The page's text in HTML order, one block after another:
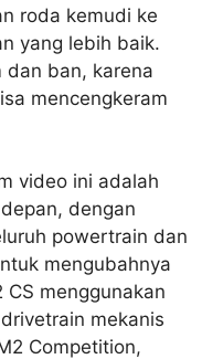
roda kemudi ke
yang lebih baik.
dan ban, karena
mencengkeram
video ini adalah
dengan
powertrain dan
mengubahnya
CS menggunakan
mekanis
Competition,